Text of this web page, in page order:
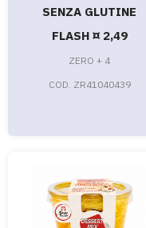
SENZA GLUTINE
FLASH ¤ 2,49
ZERO + 4
COD. ZR41040439